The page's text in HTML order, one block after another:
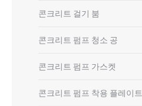
콘크리트 걸기 붐
콘크리트 펌프 청소 공
콘크리트 펌프 가스켓
콘크리트 펌프 착용 플레이트